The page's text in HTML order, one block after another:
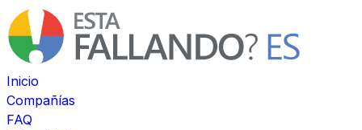
Inicio
Compañías
FAQ